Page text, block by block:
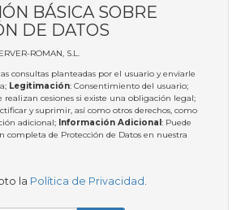
BÁSICA SOBRE
DE DATOS
ROMAN, S.L.
consultas planteadas por el usuario y enviarle
Legitimación: Consentimiento del usuario;
realizan cesiones si existe una obligación legal;
y suprimir, así como otros derechos, como
adicional; Información Adicional: Puede
completa de Protección de Datos en nuestra
la Política de Privacidad